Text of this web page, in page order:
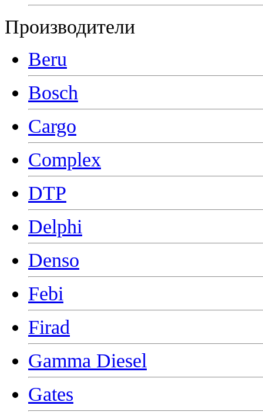
Производители
Beru
Bosch
Cargo
Complex
DTP
Delphi
Denso
Febi
Firad
Gamma Diesel
Gates